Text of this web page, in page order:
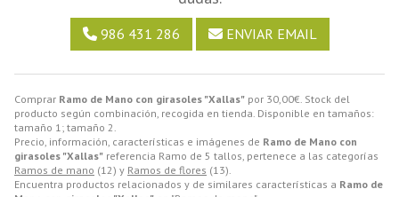
Comprar Ramo de Mano con girasoles "Xallas" por 30,00€. Stock del
producto según combinación, recogida en tienda. Disponible en tamaños:
tamaño 1; tamaño 2.
Precio, información, características e imágenes de Ramo de Mano con
girasoles "Xallas" referencia Ramo de 5 tallos, pertenece a las categorías
Ramos de mano (12) y Ramos de flores (13).
Encuentra productos relacionados y de similares características a Ramo de
986 431 286 ENVIAR EMAIL